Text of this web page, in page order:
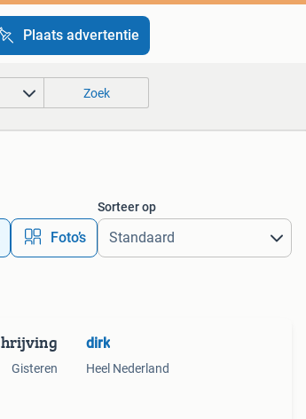
Plaats advertentie
Zoek
Foto’s
Sorteer op
Gisteren
dirk
Heel Nederland